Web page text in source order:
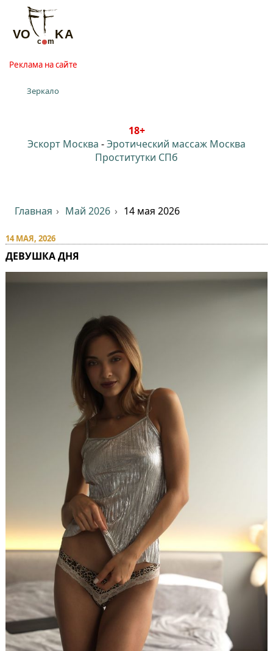
Реклама на сайте
Зеркало
18+
Эскорт Москва -Эротический массаж Москва
Проститутки СПб
Главная Май 2026 14 мая 2026
14 МАЯ, 2026
ДЕВУШКА ДНЯ